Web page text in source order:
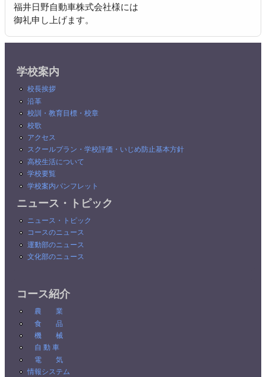
福井日野自動車株式会社様には
御礼申し上げます。
学校案内
校長挨拶
沿革
校訓・教育目標・校章
校歌
アクセス
スクールプラン・学校評価・いじめ防止基本方針
高校生活について
学校要覧
学校案内パンフレット
ニュース・トピック
ニュース・トピック
コースのニュース
運動部のニュース
文化部のニュース
コース紹介
農 業
食 品
機 械
自 動 車
電 気
情報システム